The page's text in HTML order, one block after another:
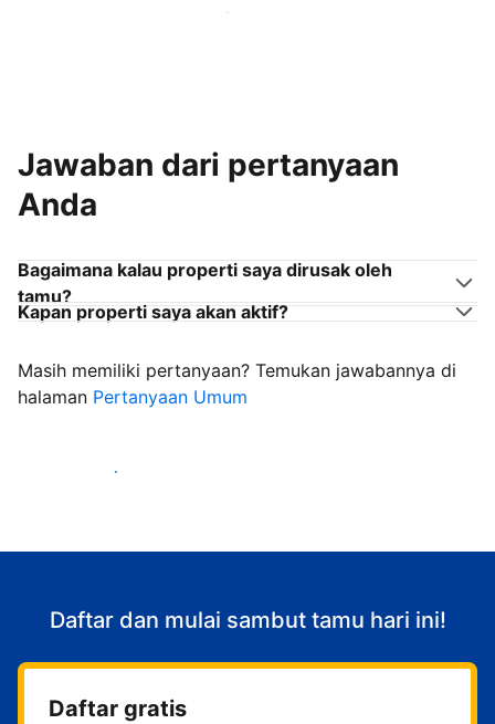
Gabung dengan tuan rumah lain seperti Anda
Jawaban dari pertanyaan
Anda
Bagaimana kalau properti saya dirusak oleh
tamu?
Kapan properti saya akan aktif?
Masih memiliki pertanyaan? Temukan jawabannya di
halaman Pertanyaan Umum
Mulai sambut tamu
Daftar dan mulai sambut tamu hari ini!
Daftar gratis